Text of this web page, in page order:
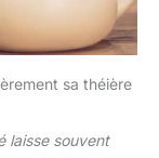
sa théière
laisse souvent